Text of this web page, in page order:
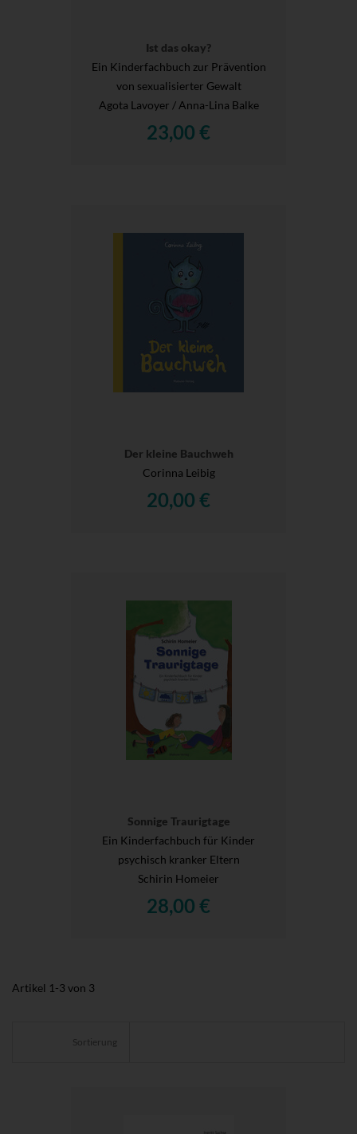
Ist das okay?
Ein Kinderfachbuch zur Prävention
von sexualisierter Gewalt
Agota Lavoyer / Anna-Lina Balke
23,00 €
Der kleine Bauchweh
Corinna Leibig
20,00 €
Sonnige Traurigtage
Ein Kinderfachbuch für Kinder
psychisch kranker Eltern
Schirin Homeier
28,00 €
Artikel 1 -3 von 3
Sortierung